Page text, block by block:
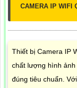
CAMERA IP WIFI
Thiết bị Camera IP
chất lượng hình
đúng tiêu chuẩn.